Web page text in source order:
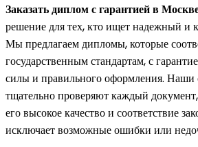
Заказать диплом с гарантией в
решение для тех, кто ищет надежный и
Мы предлагаем дипломы, которые
государственным стандартам, с
силы и правильного оформления. Наши
тщательно проверяют каждый
его высокое качество и соответствие
исключает возможные ошибки или